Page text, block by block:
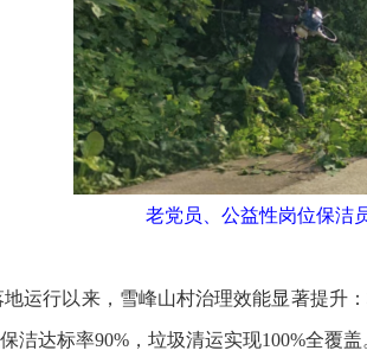
老党员、公益性岗位保
行以来，雪峰山村治理效能显著提升
洁达标率90%，垃圾清运实现100%全